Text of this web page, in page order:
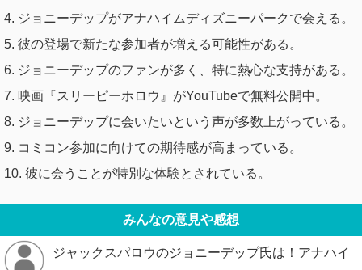
4. ジョニーデップがアナハイムディズニーパークで会える。
5. 彼の登場で新たな参加者が増える可能性がある。
6. ジョニーデップのファンが多く、特に熱心な支持がある。
7. 映画『スリーピーホロウ』がYouTubeで無料公開中。
8. ジョニーデップに会いたいという声が多数上がっている。
9. コミコン参加に向けての期待感が高まっている。
10. 彼に会うことが特別な体験とされている。
みんなの意見や感想
ジャックスパロウのジョニーデップ氏は！アナハイ